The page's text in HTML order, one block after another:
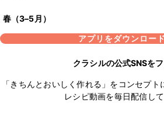
春（3–5月）
アプリをダウンロー
クラシルの公式SNSを
「きちんとおいしく作れる」をコンセプ
レシピ動画を毎日配信して